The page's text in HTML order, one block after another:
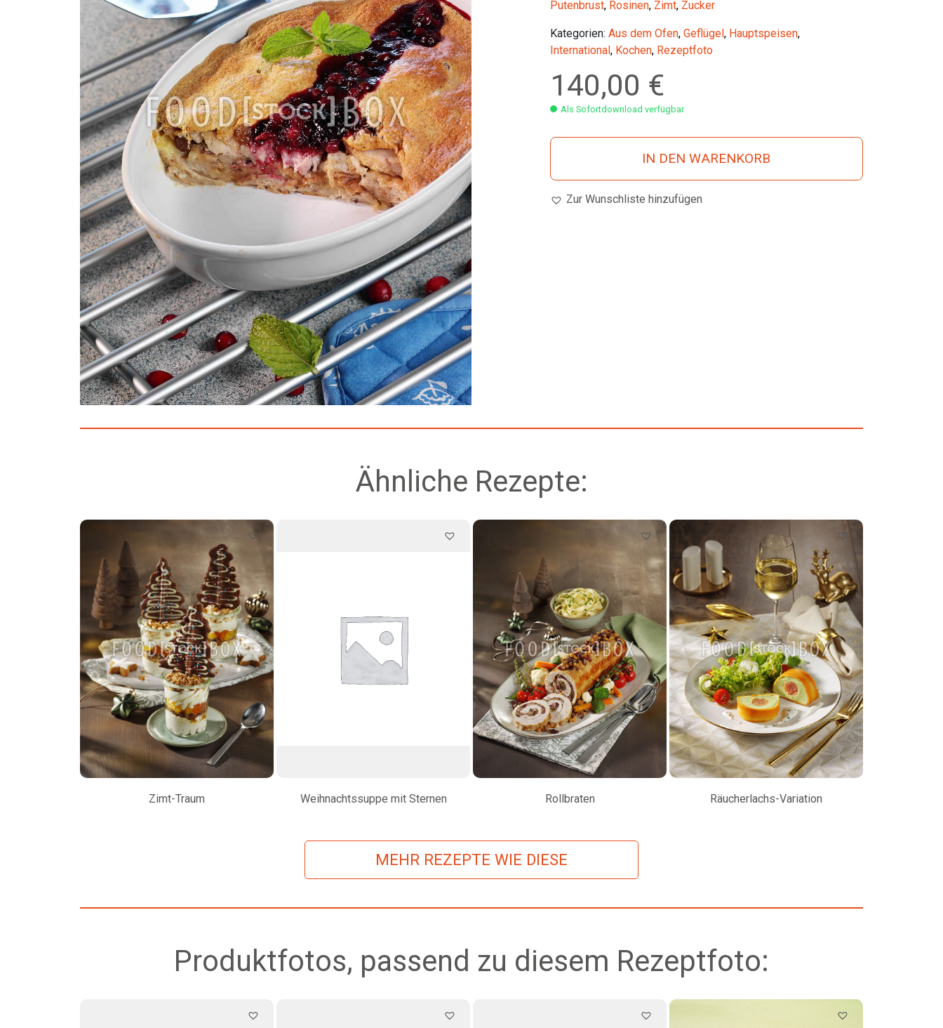
Putenbrust, Rosinen, Zimt, Zucker
Kategorien: Aus dem Ofen, Geflügel , Hauptspeisen,
International , Kochen, Rezeptfoto
140,00 €
Als Sofortdownload verfügbar
IN DEN WARENKORB
Zur Wunschliste hinzufügen
Ähnliche Rezepte:
Zimt-Traum Weihnachtssuppe mit Sternen Rollbraten Räucherlachs-Variation
MEHR REZEPTE WIE DIESE
Produktfotos, passend zu diesem Rezeptfoto: